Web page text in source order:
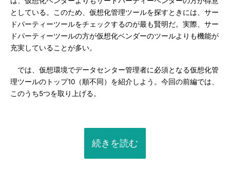
としている。このため、仮想化管理ツールを探すときには、サー
ドパーティーツールをチェックするのが最も賢明だ。実際、サー
ドパーティーツールの方が仮想化ベンダーのツールよりも機能が
充実していることが多い。
では、仮想環境でデータセンター管理者に必須となる仮想化管
理ツールのトップ10（順不同）を紹介しよう。今回の前編では、
このうち5つを取り上げる。
続きを読む